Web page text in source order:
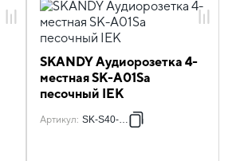
SKANDY Аудиорозетка 4-
местная SK-A01Sa
песочный IEK
Артикул: SK-S40-K98